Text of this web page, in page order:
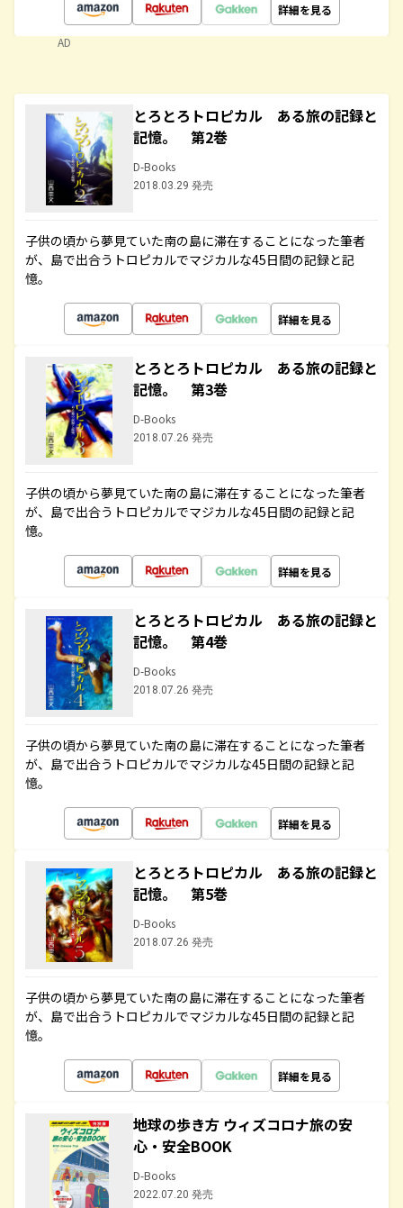
詳細を見る
AD
とろとろトロピカル ある旅の記録と
記憶。 第2巻
D-Books
2018.03.29 発売
子供の頃から夢見ていた南の島に滞在することになった筆者
が、島で出合うトロピカルでマジカルな45日間の記録と記
憶。
詳細を見る
とろとろトロピカル ある旅の記録と
記憶。 第3巻
D-Books
2018.07.26 発売
子供の頃から夢見ていた南の島に滞在することになった筆者
が、島で出合うトロピカルでマジカルな45日間の記録と記
憶。
詳細を見る
とろとろトロピカル ある旅の記録と
記憶。 第4巻
D-Books
2018.07.26 発売
子供の頃から夢見ていた南の島に滞在することになった筆者
が、島で出合うトロピカルでマジカルな45日間の記録と記
憶。
詳細を見る
とろとろトロピカル ある旅の記録と
記憶。 第5巻
D-Books
2018.07.26 発売
子供の頃から夢見ていた南の島に滞在することになった筆者
が、島で出合うトロピカルでマジカルな45日間の記録と記
憶。
詳細を見る
地球の歩き方 ウィズコロナ旅の安
心・安全BOOK
D-Books
2022.07.20 発売